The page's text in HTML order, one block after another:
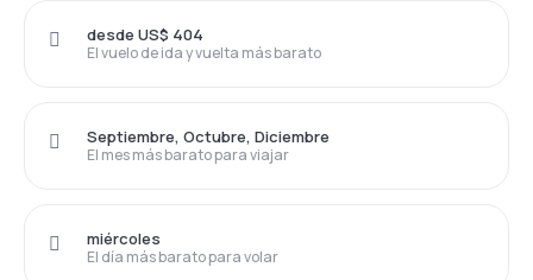
El vuelo de ida y vuelta más barato
desde US$ 404
El mes más barato para viajar
Septiembre, Octubre, Diciembre
El día más barato para volar
miércoles